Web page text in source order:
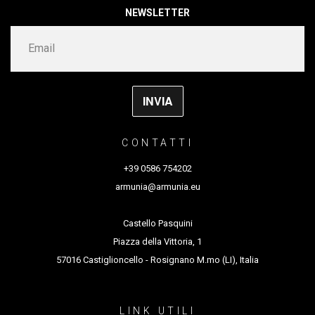
della Compagnia di San Paolo
Co-produzione e sostegno diMosaicoDanza /
Festival Interplay.
Artemovimento / Festival Insoliti
Durata 20 minuti
NEWSLETTER
CONTATTI
+39 0586 754202
armunia@armunia.eu
Castello Pasquini
Piazza della Vittoria, 1
57016 Castiglioncello - Rosignano M.mo (LI), Italia
LINK UTILI